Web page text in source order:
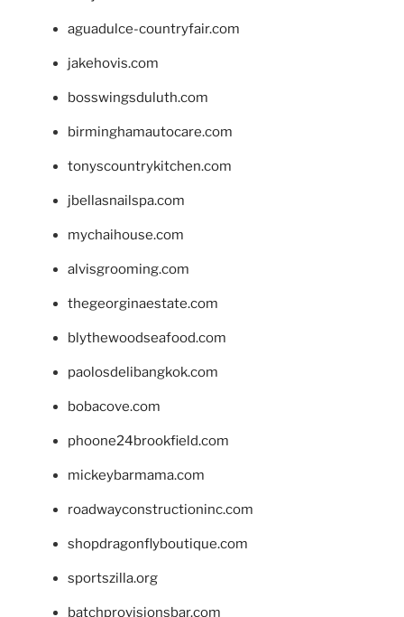
aguadulce-countryfair.com
jakehovis.com
bosswingsduluth.com
birminghamautocare.com
tonyscountrykitchen.com
jbellasnailspa.com
mychaihouse.com
alvisgrooming.com
thegeorginaestate.com
blythewoodseafood.com
paolosdelibangkok.com
bobacove.com
phoone24brookfield.com
mickeybarmama.com
roadwayconstructioninc.com
shopdragonflyboutique.com
sportszilla.org
batchprovisionsbar.com